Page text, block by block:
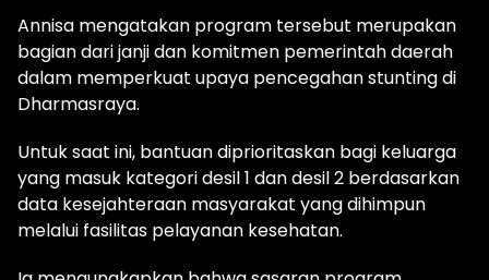
Annisa mengatakan program tersebut merupakan
bagian dari janji dan komitmen pemerintah daerah
dalam memperkuat upaya pencegahan stunting di
Dharmasraya.
Untuk saat ini, bantuan diprioritaskan bagi keluarga
yang masuk kategori desil 1 dan desil 2 berdasarkan
data kesejahteraan masyarakat yang dihimpun
melalui fasilitas pelayanan kesehatan.